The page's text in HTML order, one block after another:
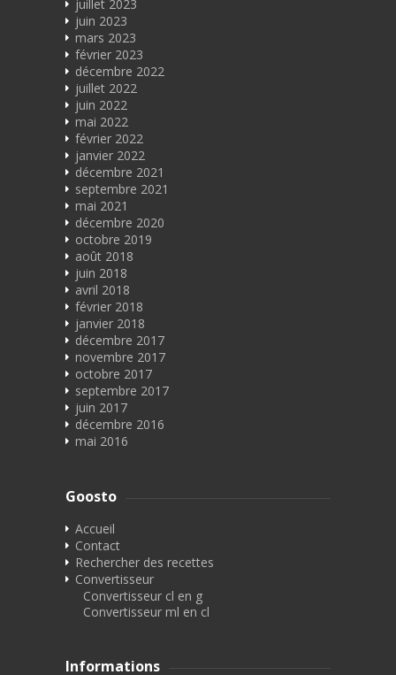
juillet 2023
juin 2023
mars 2023
février 2023
décembre 2022
juillet 2022
juin 2022
mai 2022
février 2022
janvier 2022
décembre 2021
septembre 2021
mai 2021
décembre 2020
octobre 2019
août 2018
juin 2018
avril 2018
février 2018
janvier 2018
décembre 2017
novembre 2017
octobre 2017
septembre 2017
juin 2017
décembre 2016
mai 2016
Goosto
Accueil
Contact
Rechercher des recettes
Convertisseur
Convertisseur cl en g
Convertisseur ml en cl
Informations